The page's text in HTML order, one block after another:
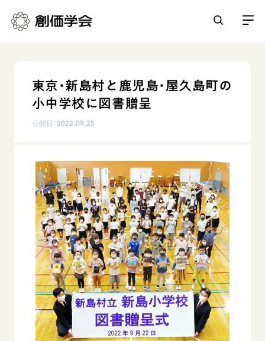
人間革命
日蓮大聖人の仏法（教学入門）
釈尊～法華経
日蓮大聖人
創価学会の三代会長
初代会長・牧口常三郎先生
第2代会長・戸田城聖先生
第3代会長・池田大作先生
日常の活動
座談会
仏法を学ぶ
仏法を語る
主な行事
年間の活動について
友人葬
「平和の文化」を構築
核兵器の廃絶に向け連帯を拡大
「人権文化」「ジェンダー平等」を促進
「持続可能な開発目標（SDGs）」の取り組み
人道支援
音楽活動
展示活動
教育本部の活動
図書贈呈
世界の創価学会
各国ウェブサイト
世界の創価学会の歴史
基本情報
創価学会 会憲
創価学会 会則
創価学会 社会憲章
組織・機構
会長・理事長・各部長の紹介
会員サポート
座談会御書ｅ講義
小説『新・人間革命』『人間革命』要旨
御書検索［新版］
関連リンク
創価学会総本部
墓地公園・納骨堂
ご意見
東京・新島村と鹿児島・屋久島町の
小中学校に図書贈呈
公開日：2022.09.25